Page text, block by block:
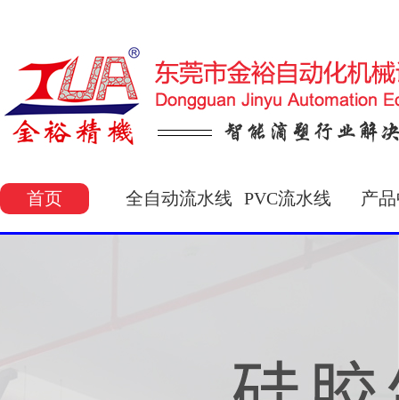
首页 全自动流水线 PVC流水线 产